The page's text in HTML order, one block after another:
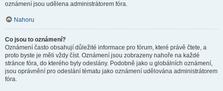
oznámení jsou udělena administrátorem fóra.
Nahoru
Co jsou to oznámení?
Oznámení často obsahují důležité informace pro fórum, které právě čtete, a
proto byste je měli vždy číst. Oznámení jsou zobrazeny nahoře na každé
stránce fóra, do kterého byly odeslány. Podobně jako u globálních oznámení,
jsou oprávnění pro odeslání tématu jako oznámení udělována administrátorem
fóra.